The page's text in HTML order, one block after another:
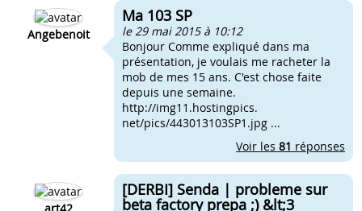
Angebenoit
Ma 103 SP
le 29 mai 2015 à 10:12
Bonjour Comme expliqué dans ma
présentation, je voulais me racheter la
mob de mes 15 ans. C'est chose faite
depuis une semaine.
http://img11.hostingpics.
net/pics/443013103SP1.jpg ...
Voir les 81 réponses
[DERBI] Senda | probleme sur
beta factory prepa ;) &lt;3